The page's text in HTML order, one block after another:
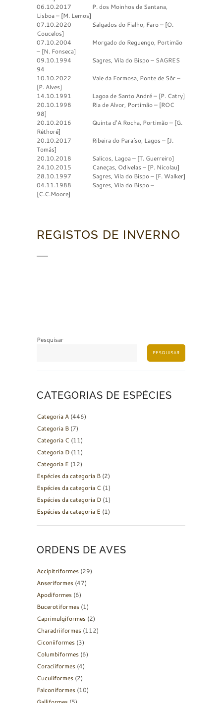
06.10.2017 P. dos Moinhos de Santana,
Lisboa – [M. Lemos]
07.10.2020 Salgados do Fialho, Faro – [O.
Coucelos]
07.10.2004 Morgado do Reguengo, Portimão
– [N. Fonseca]
09.10.1994 Sagres, Vila do Bispo – SAGRES
94
10.10.2022 Vale da Formosa, Ponte de Sôr –
[P. Alves]
14.10.1991 Lagoa de Santo André – [P. Catry]
20.10.1998 Ria de Alvor, Portimão – [ROC
98]
20.10.2016 Quinta d’A Rocha, Portimão – [G.
Réthoré]
20.10.2017 Ribeira do Paraíso, Lagos – [J.
Tomás]
20.10.2018 Salicos, Lagoa – [T. Guerreiro]
24.10.2015 Caneças, Odivelas – [P. Nicolau]
28.10.1997 Sagres, Vila do Bispo – [F. Walker]
04.11.1988 Sagres, Vila do Bispo –
[C.C.Moore]
REGISTOS DE INVERNO
——–
Pesquisar
PESQUISAR
CATEGORIAS DE ESPÉCIES
Categoria A (446)
Categoria B (7)
Categoria C (11)
Categoria D (11)
Categoria E (12)
Espécies da categoria B (2)
Espécies da categoria C (1)
Espécies da categoria D (1)
Espécies da categoria E (1)
ORDENS DE AVES
Accipitriformes (29)
Anseriformes (47)
Apodiformes (6)
Bucerotiformes (1)
Caprimulgiformes (2)
Charadriiformes (112)
Ciconiiformes (3)
Columbiformes (6)
Coraciiformes (4)
Cuculiformes (2)
Falconiformes (10)